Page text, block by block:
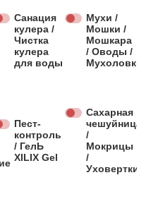
Санация
кулера /
Чистка
кулера
для воды
Мухи /
Мошки /
Мошкара
/ Оводы /
Мухоловки
Пест-
контроль
/ ГелЬ
XILIX Gel
Сахарная
чешуйница
/
Мокрицы
/
Уховертки